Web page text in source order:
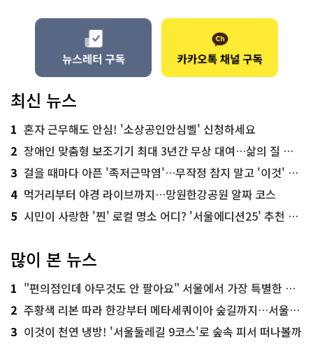
최신 뉴스
1 혼자 근무해도 안심! '소상공인안심벨' 신청하세요
2 장애인 맞춤형 보조기기 최대 3년간 무상 대여…삶의 질 높인다
3 걸을 때마다 아픈 '족저근막염'…무작정 참지 말고 '이것' 해보세요!
4 먹거리부터 야경 라이브까지…망원한강공원 알짜 코스
5 시민이 사랑한 '찐' 로컬 명소 어디? '서울에디션25' 추천 코스
많이 본 뉴스
1 "편의점인데 아무것도 안 팔아요" 서울에서 가장 특별한 편의점의 정체
2 주황색 리본 따라 한강부터 메타세쿼이아 숲길까지…서울둘레길 15코스
3 이것이 천연 냉방! '서울둘레길 9코스'로 숲속 피서 떠나볼까